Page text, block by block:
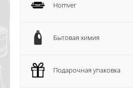
Homver
Бытовая химия
Подарочная упаковка